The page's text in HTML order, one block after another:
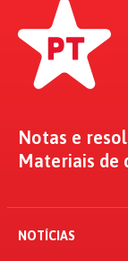
Notas e
Materiais de
NOTÍCIAS